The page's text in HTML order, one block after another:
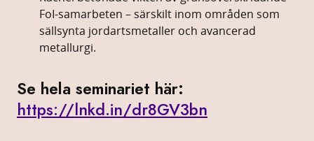
FoI-samarbeten – särskilt inom områden som
sällsynta jordartsmetaller och avancerad
metallurgi.
Se hela seminariet här:
https://lnkd.in/dr8GV3bn